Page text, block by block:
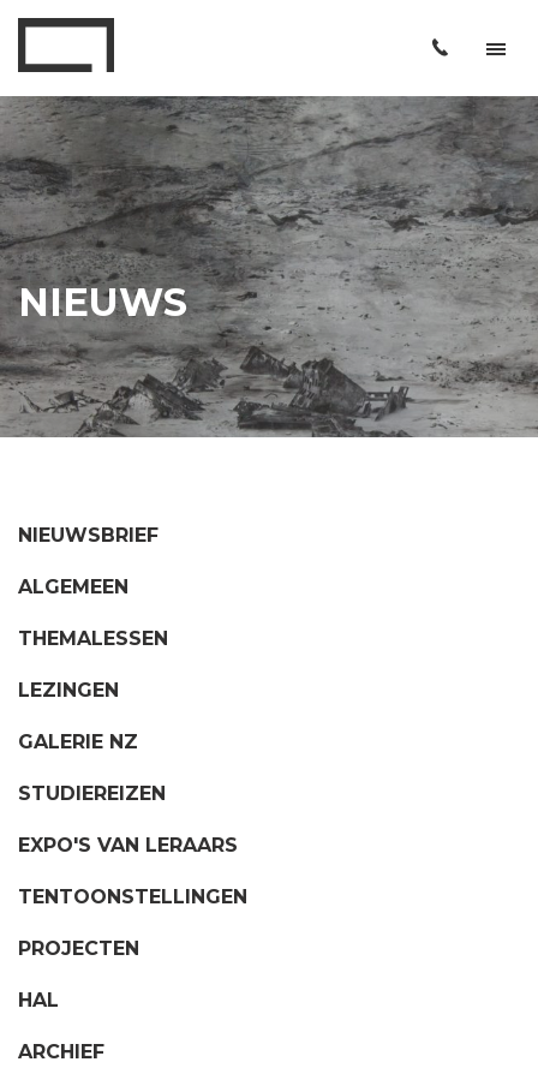
NIEUWS
NIEUWSBRIEF
ALGEMEEN
THEMALESSEN
LEZINGEN
GALERIE NZ
STUDIEREIZEN
EXPO'S VAN LERAARS
TENTOONSTELLINGEN
PROJECTEN
HAL
ARCHIEF